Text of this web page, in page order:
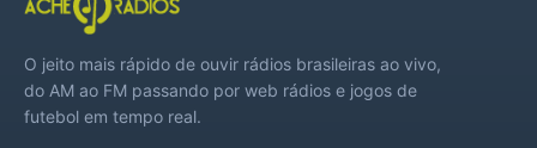
O jeito mais rápido de ouvir rádios brasileiras ao vivo,
do AM ao FM passando por web rádios e jogos de
futebol em tempo real.